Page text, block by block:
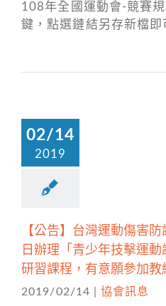
108年全國運動會-競賽
鍵，點選鏈結另存新檔即
02/14
2019
【公告】台灣運動傷害
日辦理「青少年技擊運動
研習課程，有意願參加教
2019/02/14 協會訊息